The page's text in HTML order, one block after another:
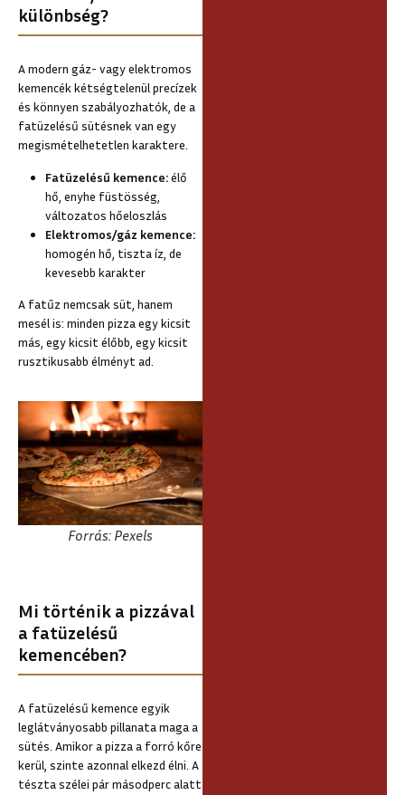
különbség?
A modern gáz- vagy elektromos
kemencék kétségtelenül precízek
és könnyen szabályozhatók, de a
fatüzelésű sütésnek van egy
megismételhetetlen karaktere.
Fatüzelésű kemence:élő
hő, enyhe füstösség,
változatos hőeloszlás
Elektromos/gáz kemence:
homogén hő, tiszta íz, de
kevesebb karakter
A fatűz nemcsak süt, hanem
mesél is: minden pizza egy kicsit
más, egy kicsit élőbb, egy kicsit
rusztikusabb élményt ad.
Forrás: Pexels
Mi történik a pizzával
a fatüzelésű
kemencében?
A fatüzelésű kemence egyik
leglátványosabb pillanata maga a
sütés. Amikor a pizza a forró kőre
kerül, szinte azonnal elkezd élni. A
tészta szélei pár másodperc alatt